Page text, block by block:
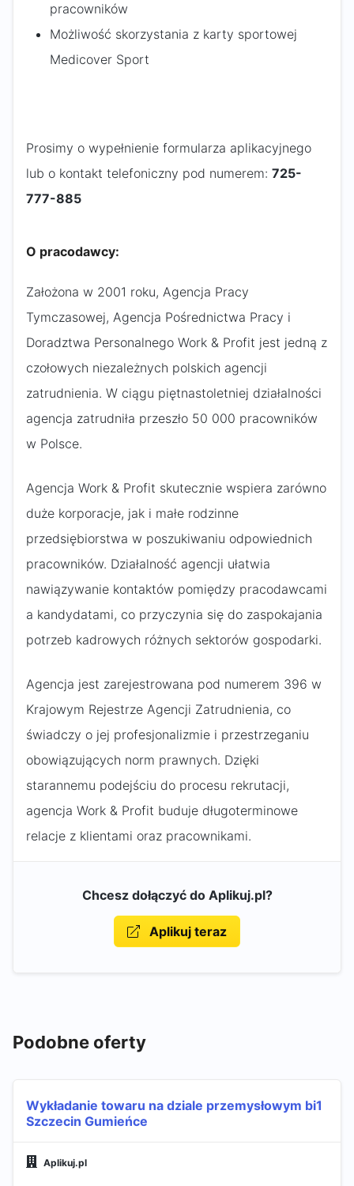
pracowników
Możliwość skorzystania z karty sportowej
Medicover Sport
Prosimy o wypełnienie formularza aplikacyjnego
lub o kontakt telefoniczny pod numerem: 725-
777-885​
O pracodawcy:
Założona w 2001 roku, Agencja Pracy
Tymczasowej, Agencja Pośrednictwa Pracy i
Doradztwa Personalnego Work & Profit jest jedną z
czołowych niezależnych polskich agencji
zatrudnienia. W ciągu piętnastoletniej działalności
agencja zatrudniła przeszło 50 000 pracowników
w Polsce.
Agencja Work & Profit skutecznie wspiera zarówno
duże korporacje, jak i małe rodzinne
przedsiębiorstwa w poszukiwaniu odpowiednich
pracowników. Działalność agencji ułatwia
nawiązywanie kontaktów pomiędzy pracodawcami
a kandydatami, co przyczynia się do zaspokajania
potrzeb kadrowych różnych sektorów gospodarki.
Agencja jest zarejestrowana pod numerem 396 w
Krajowym Rejestrze Agencji Zatrudnienia, co
świadczy o jej profesjonalizmie i przestrzeganiu
obowiązujących norm prawnych. Dzięki
starannemu podejściu do procesu rekrutacji,
agencja Work & Profit buduje długoterminowe
relacje z klientami oraz pracownikami.
Chcesz dołączyć do Aplikuj.pl?
Aplikuj teraz
Podobne oferty
Wykładanie towaru na dziale przemysłowym bi1
Szczecin Gumieńce
Aplikuj.pl